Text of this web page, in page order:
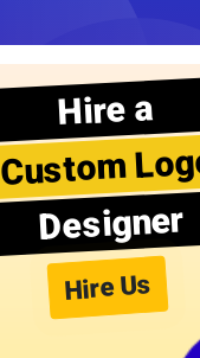
Hire a
Custom
Designer
Hire Us